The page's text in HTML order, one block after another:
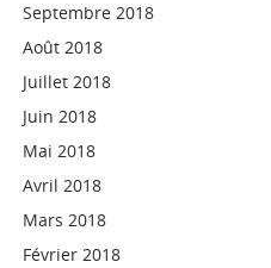
Septembre 2018
Août 2018
Juillet 2018
Juin 2018
Mai 2018
Avril 2018
Mars 2018
Février 2018